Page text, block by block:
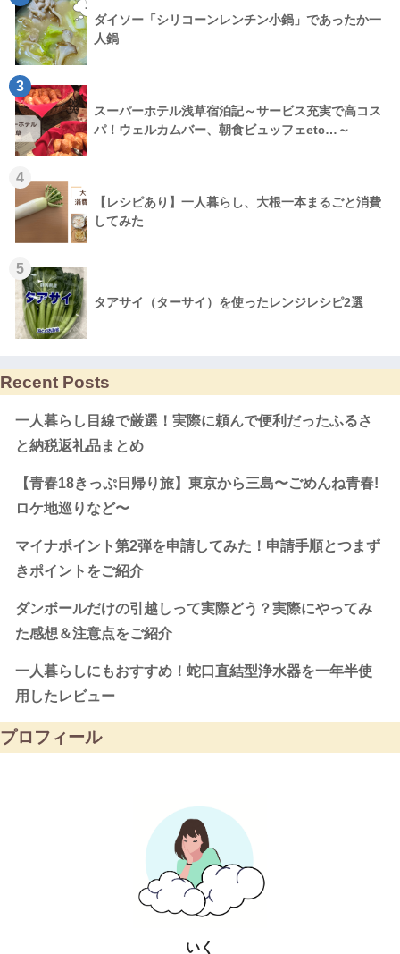
ダイソー「シリコーンレンチン小鍋」であったか一
人鍋
3
スーパーホテル浅草宿泊記～サービス充実で高コス
パ！ウェルカムバー、朝食ビュッフェetc…～
4
【レシピあり】一人暮らし、大根一本まるごと消費
してみた
5
タアサイ（ターサイ）を使ったレンジレシピ2選
Recent Posts
一人暮らし目線で厳選！実際に頼んで便利だったふるさ
と納税返礼品まとめ
【青春18きっぷ日帰り旅】東京から三島〜ごめんね青春!
ロケ地巡りなど〜
マイナポイント第2弾を申請してみた！申請手順とつまず
きポイントをご紹介
ダンボールだけの引越しって実際どう？実際にやってみ
た感想＆注意点をご紹介
一人暮らしにもおすすめ！蛇口直結型浄水器を一年半使
用したレビュー
プロフィール
いく